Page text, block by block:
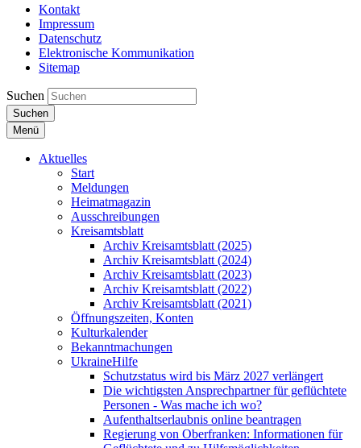
Kontakt
Impressum
Datenschutz
Elektronische Kommunikation
Sitemap
Suchen
Suchen
Menü
Aktuelles
Start
Meldungen
Heimatmagazin
Ausschreibungen
Kreisamtsblatt
Archiv Kreisamtsblatt (2025)
Archiv Kreisamtsblatt (2024)
Archiv Kreisamtsblatt (2023)
Archiv Kreisamtsblatt (2022)
Archiv Kreisamtsblatt (2021)
Öffnungszeiten, Konten
Kulturkalender
Bekanntmachungen
UkraineHilfe
Schutzstatus wird bis März 2027 verlängert
Die wichtigsten Ansprechpartner für geflüchtete
Personen - Was mache ich wo?
Aufenthaltserlaubnis online beantragen
Regierung von Oberfranken: Informationen für